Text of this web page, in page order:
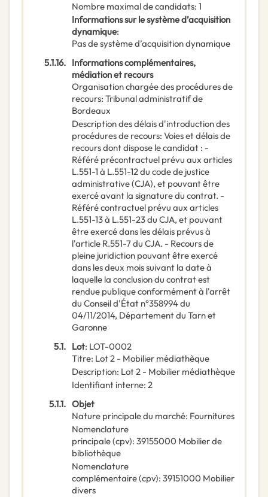
Nombre maximal de candidats: 1
Informations sur le système d’acquisition
dynamique:
Pas de système d’acquisition dynamique
5.1.16. Informations complémentaires,
médiation et recours
Organisation chargée des procédures de
recours: Tribunal administratif de
Bordeaux
Description des délais d'introduction des
procédures de recours: Voies et délais de
recours dont dispose le candidat : -
Référé précontractuel prévu aux articles
L.551-1 à L.551-12 du code de justice
administrative (CJA), et pouvant être
exercé avant la signature du contrat. -
Référé contractuel prévu aux articles
L.551-13 à L.551-23 du CJA, et pouvant
être exercé dans les délais prévus à
l'article R.551-7 du CJA. - Recours de
pleine juridiction pouvant être exercé
dans les deux mois suivant la date à
laquelle la conclusion du contrat est
rendue publique conformément à l'arrêt
du Conseil d'État n°358994 du
04/11/2014, Département du Tarn et
Garonne
5.1. Lot: LOT-0002
Titre: Lot 2 - Mobilier médiathèque
Description: Lot 2 - Mobilier médiathèque
Identifiant interne: 2
5.1.1. Objet
Nature principale du marché: Fournitures
Nomenclature
principale(cpv): 39155000 Mobilier de
bibliothèque
Nomenclature
complémentaire(cpv): 39151000 Mobilier
divers